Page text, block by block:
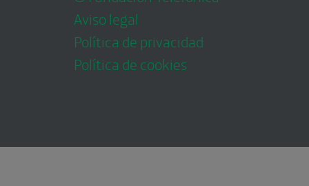
Aviso legal
Política de privacidad
Política de cookies